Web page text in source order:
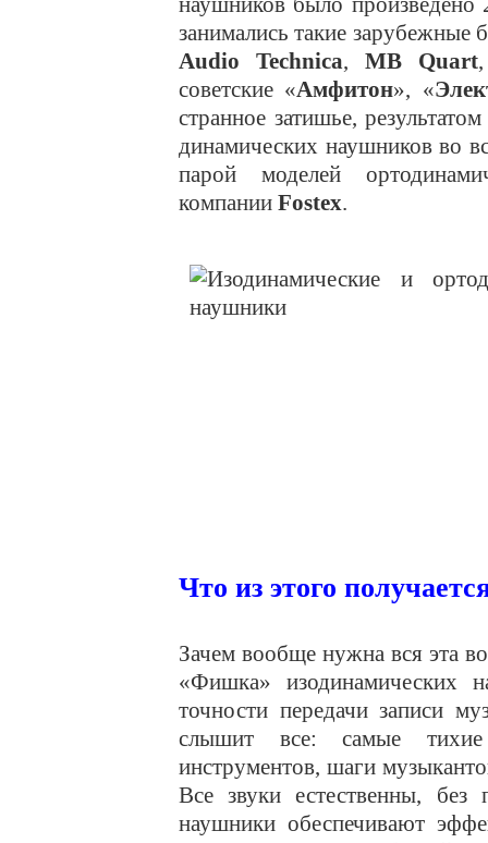
занимались такие зарубежные
Audio Technica, MB Quart
советские «Амфитон», «
странное затишье,
динамических наушников во
парой моделей
компании Fostex.
Что из этого
Зачем вообще нужна вся эта
«Фишка» изодинамических
точности передачи записи
слышит все: самые
инструментов, шаги
Все звуки естественны,
наушники обеспечивают